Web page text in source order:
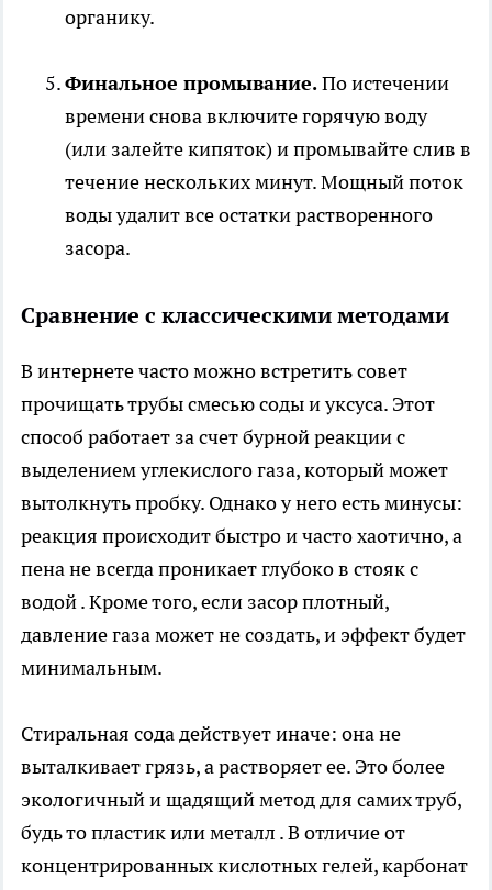
органику.
Финальное промывание.По истечении
времени снова включите горячую воду
(или залейте кипяток) и промывайте слив в
течение нескольких минут. Мощный поток
воды удалит все остатки растворенного
засора.
Сравнение с классическими методами
В интернете часто можно встретить совет
прочищать трубы смесью соды и уксуса. Этот
способ работает за счет бурной реакции с
выделением углекислого газа, который может
вытолкнуть пробку. Однако у него есть минусы:
реакция происходит быстро и часто хаотично, а
пена не всегда проникает глубоко в стояк с
водой . Кроме того, если засор плотный,
давление газа может не создать, и эффект будет
минимальным.
Стиральная сода действует иначе: она не
выталкивает грязь, а растворяет ее. Это более
экологичный и щадящий метод для самих труб,
будь то пластик или металл . В отличие от
концентрированных кислотных гелей, карбонат